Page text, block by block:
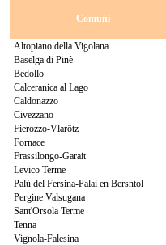
Comuni
Altopiano della Vigolana
Baselga di Pinè
Bedollo
Calceranica al Lago
Caldonazzo
Civezzano
Fierozzo-Vlarötz
Fornace
Frassilongo-Garait
Levico Terme
Palù del Fersina-Palai en Bersntol
Pergine Valsugana
Sant'Orsola Terme
Tenna
Vignola-Falesina